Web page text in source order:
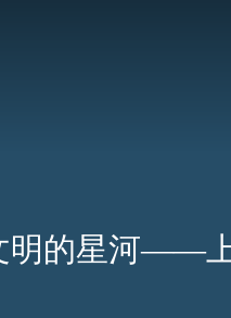
明的星河——上